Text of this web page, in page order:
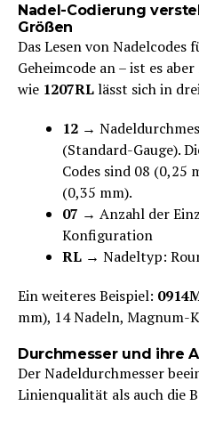
Nadel-Codierung
Größen
Das Lesen von Nadelcodes
Geheimcode an – ist es
wie 1207RLlässt sich in
12 →
(Standard-Gauge).
Codes sind 08 (0,25
(0,35 mm).
07 → Anzahl der
Konfiguration
RL → Nadeltyp:
Ein weiteres Beispiel:
mm), 14 Nadeln, Magnum-
Durchmesser und ihre
Der Nadeldurchmesser
Linienqualität als auch die